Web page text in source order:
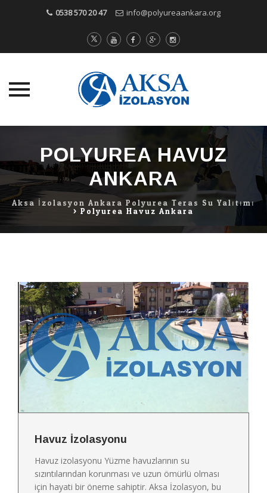
0538 570 20 47 info@polyureaankara.org
content
POLYUREA HAVUZ
ANKARA
Aksa İzolasyon Ankara Polyurea Teras Su Yalıtımı
> Polyurea Havuz Ankara
Havuz İzolasyonu
Havuz izolasyonu Yüzme havuzlarının su
sızıntılarından korunması ve uzun ömürlü olması
için hayati bir öneme sahiptir. Aksa İzolasyon, bu